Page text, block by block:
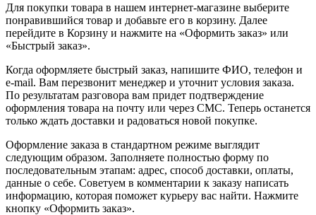
Для покупки товара в нашем интернет-магазине выберите
понравившийся товар и добавьте его в корзину. Далее
перейдите в Корзину и нажмите на «Оформить заказ» или
«Быстрый заказ».
Когда оформляете быстрый заказ, напишите ФИО, телефон и
e-mail. Вам перезвонит менеджер и уточнит условия заказа.
По результатам разговора вам придет подтверждение
оформления товара на почту или через СМС. Теперь останется
только ждать доставки и радоваться новой покупке.
Оформление заказа в стандартном режиме выглядит
следующим образом. Заполняете полностью форму по
последовательным этапам: адрес, способ доставки, оплаты,
данные о себе. Советуем в комментарии к заказу написать
информацию, которая поможет курьеру вас найти. Нажмите
кнопку «Оформить заказ».